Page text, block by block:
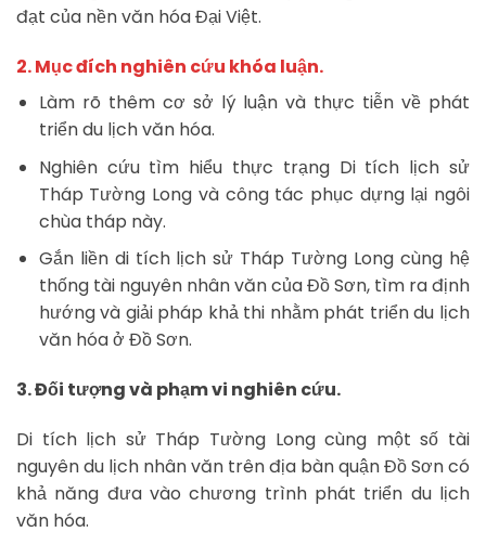
đạt của nền văn hóa Đại Việt.
2. Mục đích nghiên cứu khóa luận.
Làm rõ thêm cơ sở lý luận và thực tiễn về phát
triển du lịch văn hóa.
Nghiên cứu tìm hiểu thực trạng Di tích lịch sử
Tháp Tường Long và công tác phục dựng lại ngôi
chùa tháp này.
Gắn liền di tích lịch sử Tháp Tường Long cùng hệ
thống tài nguyên nhân văn của Đồ Sơn, tìm ra định
hướng và giải pháp khả thi nhằm phát triển du lịch
văn hóa ở Đồ Sơn.
3. Đối tượng và phạm vi nghiên cứu.
Di tích lịch sử Tháp Tường Long cùng một số tài
nguyên du lịch nhân văn trên địa bàn quận Đồ Sơn có
khả năng đưa vào chương trình phát triển du lịch
văn hóa.